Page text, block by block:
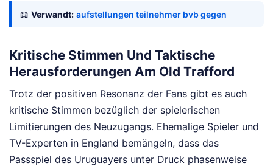
📖 Verwandt: aufstellungen teilnehmer bvb gegen
Kritische Stimmen Und Taktische
Herausforderungen Am Old Trafford
Trotz der positiven Resonanz der Fans gibt es auch
kritische Stimmen bezüglich der spielerischen
Limitierungen des Neuzugangs. Ehemalige Spieler und
TV-Experten in England bemängeln, dass das
Passspiel des Uruguayers unter Druck phasenweise